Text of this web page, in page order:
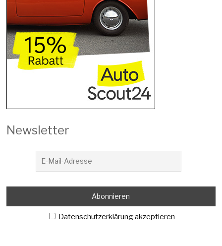
Newsletter
Datenschutzerklärung akzeptieren